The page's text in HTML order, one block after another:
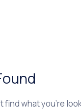
find what you’re